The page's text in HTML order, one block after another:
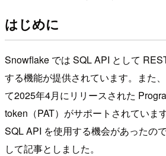
はじめに
Snowflake では SQL API として
する機能が提供されています。また
て2025年4月にリリースされた
token（PAT）がサポートされています
SQL API を使用する機会があったの
して記事としました。